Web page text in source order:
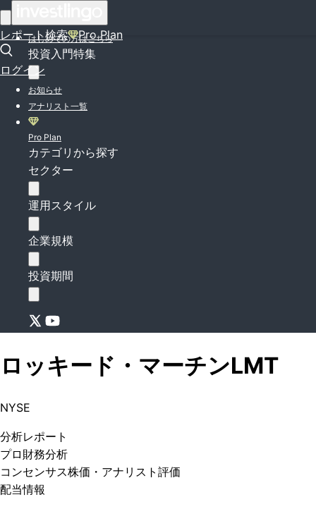
レポート検索 Pro Plan
ログイン
はじめての方はこちら
投資入門特集
お知らせ
アナリスト一覧
Pro Plan
カテゴリから探す
セクター
運用スタイル
企業規模
投資期間
ロッキード・マーチンLMT
NYSE
分析レポート
プロ 財務分析
コンセンサス株価 ・アナリスト評価
配当情報